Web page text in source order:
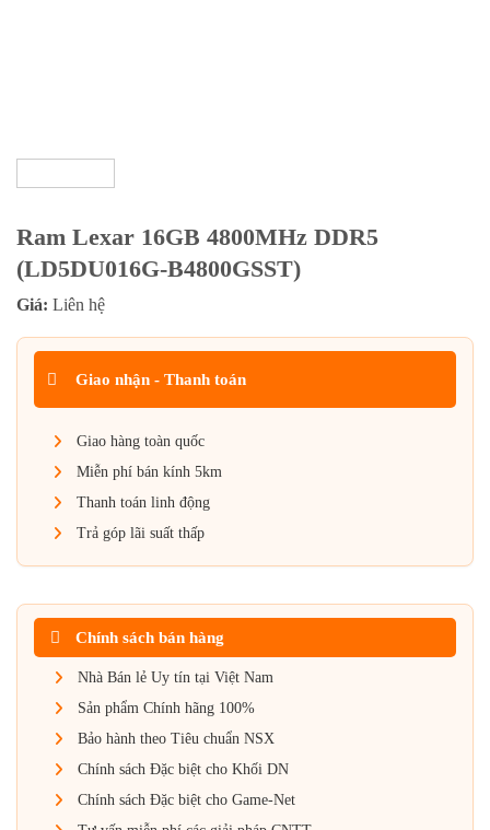
Ram Lexar 16GB 4800MHz DDR5
(LD5DU016G-B4800GSST)
Giá: Liên hệ
Giao nhận - Thanh toán
Giao hàng toàn quốc
Miễn phí bán kính 5km
Thanh toán linh động
Trả góp lãi suất thấp
Chính sách bán hàng
Nhà Bán lẻ Uy tín tại Việt Nam
Sản phẩm Chính hãng 100%
Bảo hành theo Tiêu chuẩn NSX
Chính sách Đặc biệt cho Khối DN
Chính sách Đặc biệt cho Game-Net